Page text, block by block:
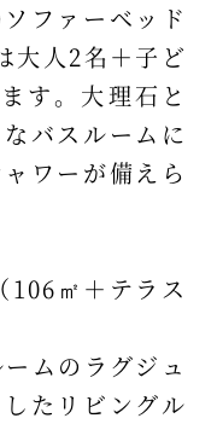
ファーベッド
大人2名＋子ど
す。大理石と
バスルームに
ワーが備えら
㎡＋テラス
ムのラグジュ
たリビングル